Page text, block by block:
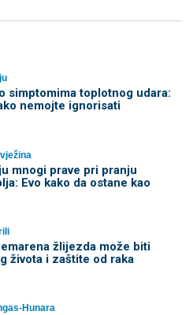
simptomima toplotnog udara:
nemojte ignorisati
mnogi prave pri pranju
Evo kako da ostane kao
žlijezda može biti
života i zaštite od raka
Hunara